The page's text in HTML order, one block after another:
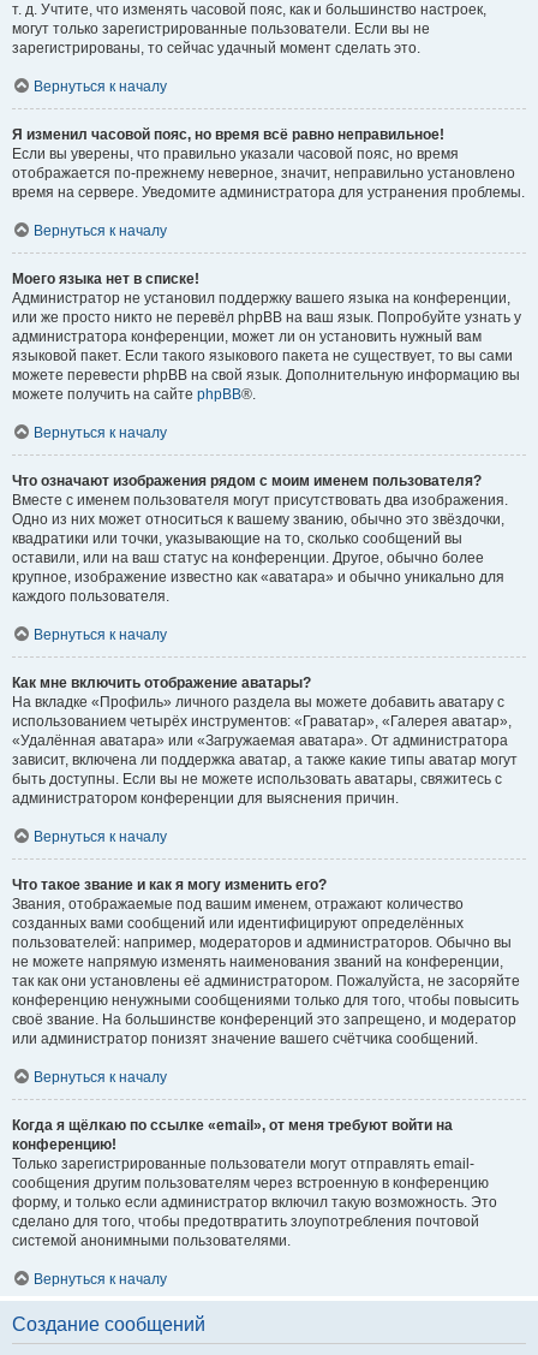
т. д. Учтите, что изменять часовой пояс, как и большинство настроек,
могут только зарегистрированные пользователи. Если вы не
зарегистрированы, то сейчас удачный момент сделать это.
Вернуться к началу
Я изменил часовой пояс, но время всё равно неправильное!
Если вы уверены, что правильно указали часовой пояс, но время
отображается по-прежнему неверное, значит, неправильно установлено
время на сервере. Уведомите администратора для устранения проблемы.
Вернуться к началу
Моего языка нет в списке!
Администратор не установил поддержку вашего языка на конференции,
или же просто никто не перевёл phpBB на ваш язык. Попробуйте узнать у
администратора конференции, может ли он установить нужный вам
языковой пакет. Если такого языкового пакета не существует, то вы сами
можете перевести phpBB на свой язык. Дополнительную информацию вы
можете получить на сайте phpBB®.
Вернуться к началу
Что означают изображения рядом с моим именем пользователя?
Вместе с именем пользователя могут присутствовать два изображения.
Одно из них может относиться к вашему званию, обычно это звёздочки,
квадратики или точки, указывающие на то, сколько сообщений вы
оставили, или на ваш статус на конференции. Другое, обычно более
крупное, изображение известно как «аватара» и обычно уникально для
каждого пользователя.
Вернуться к началу
Как мне включить отображение аватары?
На вкладке «Профиль» личного раздела вы можете добавить аватару с
использованием четырёх инструментов: «Граватар», «Галерея аватар»,
«Удалённая аватара» или «Загружаемая аватара». От администратора
зависит, включена ли поддержка аватар, а также какие типы аватар могут
быть доступны. Если вы не можете использовать аватары, свяжитесь с
администратором конференции для выяснения причин.
Вернуться к началу
Что такое звание и как я могу изменить его?
Звания, отображаемые под вашим именем, отражают количество
созданных вами сообщений или идентифицируют определённых
пользователей: например, модераторов и администраторов. Обычно вы
не можете напрямую изменять наименования званий на конференции,
так как они установлены её администратором. Пожалуйста, не засоряйте
конференцию ненужными сообщениями только для того, чтобы повысить
своё звание. На большинстве конференций это запрещено, и модератор
или администратор понизят значение вашего счётчика сообщений.
Вернуться к началу
Когда я щёлкаю по ссылке «email», от меня требуют войти на
конференцию!
Только зарегистрированные пользователи могут отправлять email-
сообщения другим пользователям через встроенную в конференцию
форму, и только если администратор включил такую возможность. Это
сделано для того, чтобы предотвратить злоупотребления почтовой
системой анонимными пользователями.
Вернуться к началу
Создание сообщений